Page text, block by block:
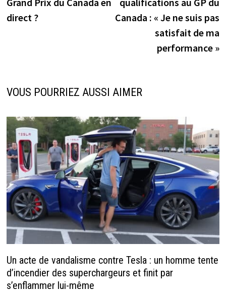
l’article
direct ?
Canada : « Je ne suis pas
satisfait de ma
performance »
VOUS POURRIEZ AUSSI AIMER
Un acte de vandalisme contre Tesla : un homme tente
d’incendier des superchargeurs et finit par
s’enflammer lui-même